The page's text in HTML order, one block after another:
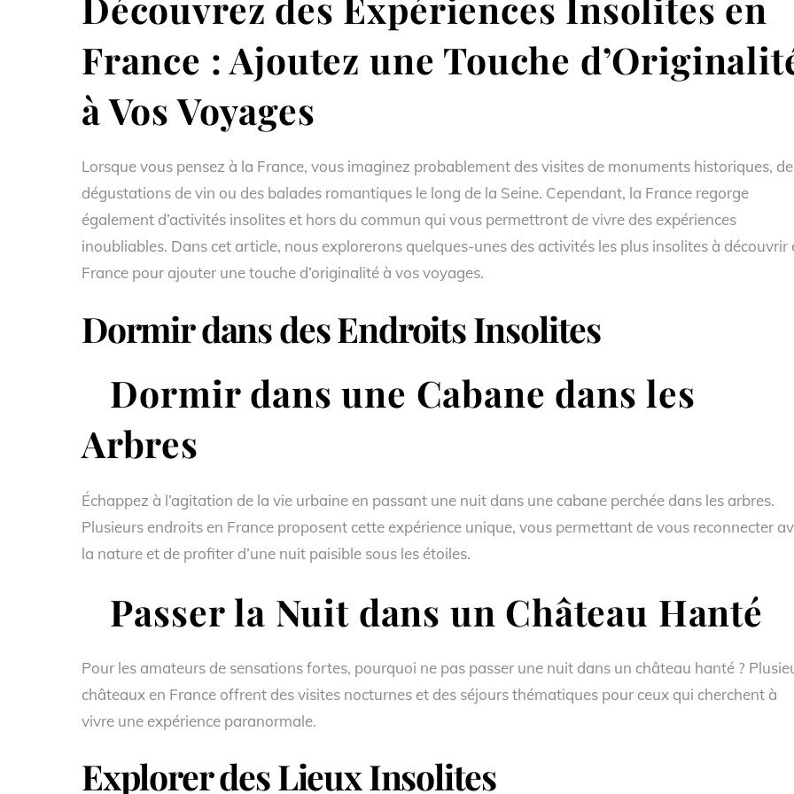
France : Ajoutez une Touche
à Vos Voyages
Lorsque vous pensez à la France, vous imaginez probablement des visites de monuments historiques,
dégustations de vin ou des balades romantiques le long de la Seine. Cependant, la France regorge
également d’activités insolites et hors du commun qui vous permettront de vivre des expériences
inoubliables. Dans cet article, nous explorerons quelques-unes des activités les plus insolites à découvrir
France pour ajouter une touche d’originalité à vos voyages.
Dormir dans des Endroits Insolites
Dormir dans une Cabane dans les
Arbres
Échappez à l’agitation de la vie urbaine en passant une nuit dans une cabane perchée dans les arbres.
Plusieurs endroits en France proposent cette expérience unique, vous permettant de vous reconnecter
la nature et de profiter d’une nuit paisible sous les étoiles.
Passer la Nuit dans un Château Hanté
Pour les amateurs de sensations fortes, pourquoi ne pas passer une nuit dans un château hanté ?
châteaux en France offrent des visites nocturnes et des séjours thématiques pour ceux qui cherchent à
vivre une expérience paranormale.
Explorer des Lieux Insolites